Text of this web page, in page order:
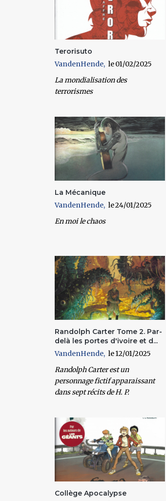
Terorisuto
VandenHende
01/02/2025
La mondialisation des
terrorismes
La Mécanique
VandenHende
24/01/2025
En moi le chaos
Randolph Carter Tome 2. Par-
delà les portes d'ivoire et d...
VandenHende
12/01/2025
Randolph Carter est un
personnage fictif apparaissant
dans sept récits de H. P.
Collège Apocalypse